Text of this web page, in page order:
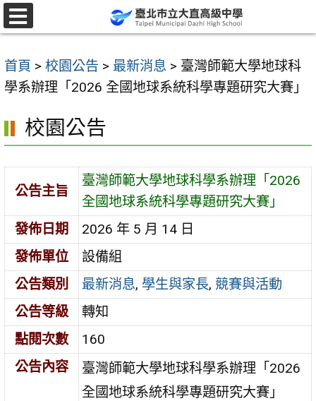
跳
至
要
內
區
首頁 > 校園公告 > 最新消息 > 臺灣師範大學地球科
學系辦理「2026 全國地球系統科學專題研究大賽」
校園公告
公告主旨
臺灣師範大學地球科學系辦理「2026
全國地球系統科學專題研究大賽」
發佈日期
2026 年 5 月 14 日
發佈單位
設備組
公告類別
最新消息, 學生與家長, 競賽與活動
公告等級
轉知
點閱次數
160
公告內容
臺灣師範大學地球科學系辦理「2026
全國地球系統科學專題研究大賽」
選
單